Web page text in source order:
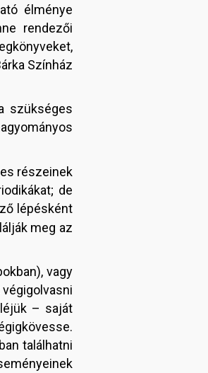
élménye
rendezői
Színház
szükséges
részeinek
de
lépésként
meg az
vagy
– saját
találhatni